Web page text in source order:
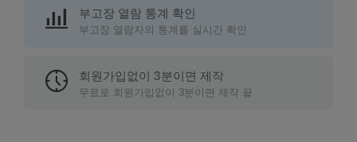
bar_chart_4_bars 부고장 열람 통계 확인
부고장 열람자의 통계를 실시간 확인
nest_clock_farsight_analog 회원가입없이 3분이면 제작
무료로 회원가입없이 3분이면 제작 끝